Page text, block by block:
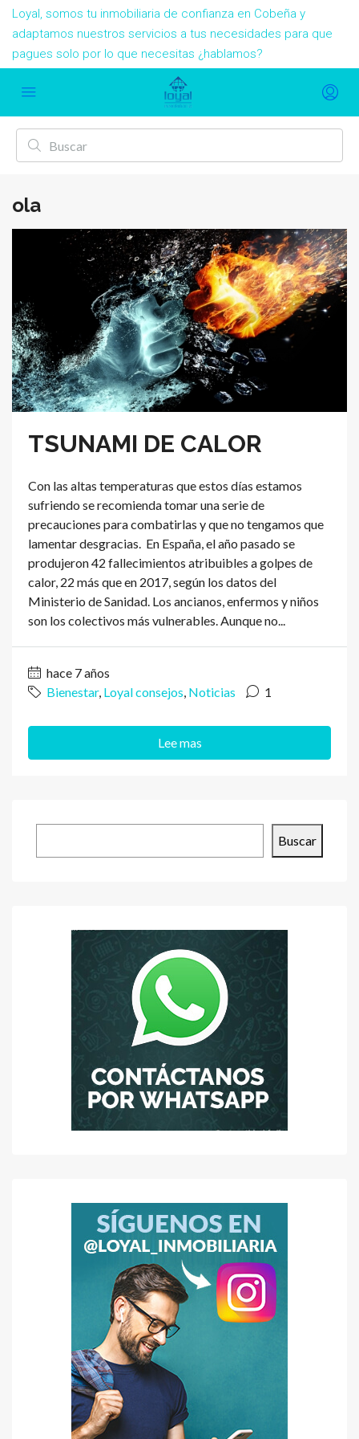
Loyal, somos tu inmobiliaria de confianza en Cobeña y
adaptamos nuestros servicios a tus necesidades para que
pagues solo por lo que necesitas ¿hablamos?
ola
TSUNAMI DE CALOR
Con las altas temperaturas que estos días estamos
sufriendo se recomienda tomar una serie de
precauciones para combatirlas y que no tengamos que
lamentar desgracias. En España, el año pasado se
produjeron 42 fallecimientos atribuibles a golpes de
calor, 22 más que en 2017, según los datos del
Ministerio de Sanidad. Los ancianos, enfermos y niños
son los colectivos más vulnerables. Aunque no...
hace 7 años
Bienestar, Loyal consejos Noticias 1
Lee mas
Buscar